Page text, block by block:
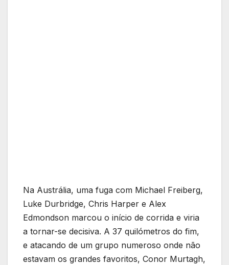
Na Austrália, uma fuga com Michael Freiberg,
Luke Durbridge, Chris Harper e Alex
Edmondson marcou o início de corrida e viria
a tornar-se decisiva. A 37 quilómetros do fim,
e atacando de um grupo numeroso onde não
estavam os grandes favoritos, Conor Murtagh,